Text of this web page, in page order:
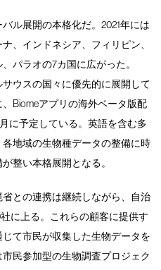
ル展開の本格化だ。2021年には
、インドネシア、フィリピン、
パラオの7カ国に広がった。
サウスの国々に優先的に展開して
Biomeアプリの海外ベータ版配
に予定している。英語を含む多
地域の生物種データの整備に時
整い本格展開となる。
との連携は継続しながら、自治
に上る。これらの顧客に提供す
て市民が収集した生物データを
民参加型の生物調査プロジェク